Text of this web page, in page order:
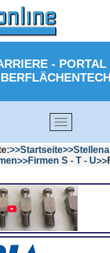
- PORTAL
Startseite
Firmen S - T - U